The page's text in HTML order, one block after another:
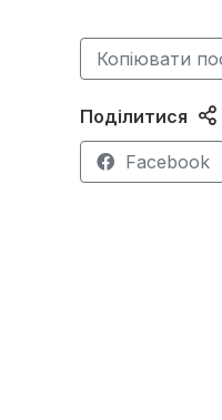
Копіювати
Поділитися
Facebook